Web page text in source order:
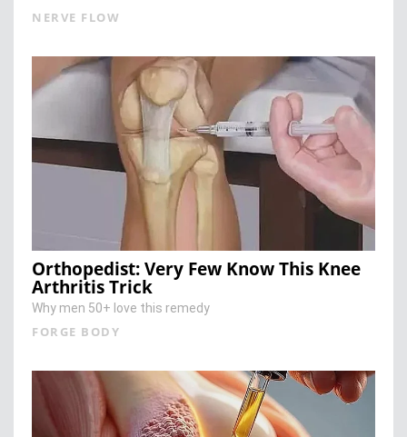
NERVE FLOW
Orthopedist: Very Few Know This Knee
Arthritis Trick
Why men 50+ love this remedy
FORGE BODY